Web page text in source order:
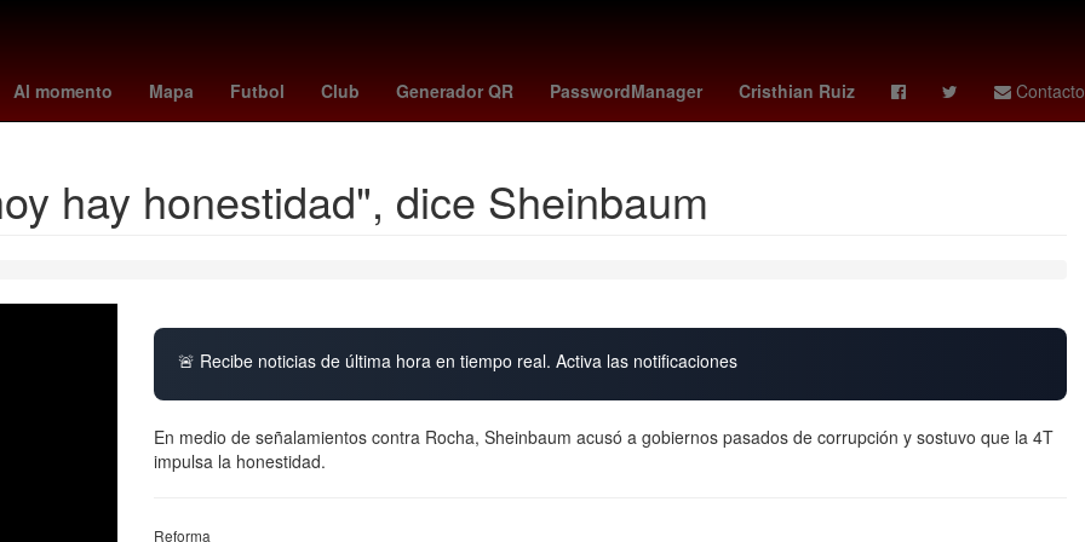
Al momento Mapa Futbol Club Generador QR PasswordManager Cristhian Ruiz Contacto
Dólar estadounidense estafa Selección de baloncesto de Estados Unidos Gobierno Nominación
hay honestidad", dice Sheinbaum
🚨 Recibe noticias de última hora en tiempo real. Activa las notificaciones
En medio de señalamientos contra Rocha, Sheinbaum acusó a gobiernos pasados de corrupción y sostuvo que la 4T
impulsa la honestidad.
Reforma